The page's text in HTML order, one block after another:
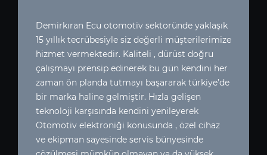
Demirkıran Ecu otomotiv sektoründe yaklaşık
15 yıllık tecrübesiyle siz değerli müşterilerimize
hizmet vermektedir. Kaliteli , dürüst doğru
çalışmayı prensip edinerek bu gün kendini her
zaman ön planda tutmayı başararak türkiye’de
bir marka haline gelmiştir. Hızla gelişen
teknoloji karşısında kendini yenileyerek
Otomotiv elektroniği konusunda , özel cihaz
ve ekipman sayesinde servis bünyesinde